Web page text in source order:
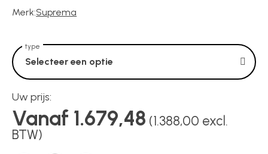
Merk:Suprema
type
Selecteer een optie
Uw prijs:
Vanaf 1.679,48 (1.388,00 excl.
BTW)